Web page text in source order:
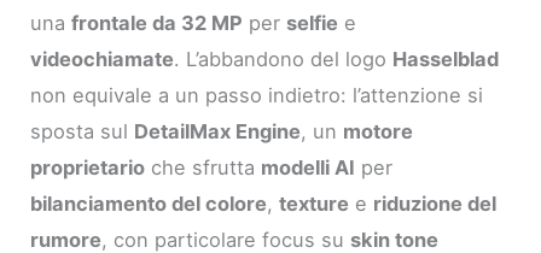
unafrontale da 32 MP per selfie e
videochiamate. L’abbandono del logo Hasselblad
non equivale a un passo indietro: l’attenzione si
sposta sul DetailMax Engine, un motore
proprietario che sfrutta modelli AI per
bilanciamento del colore,texture e riduzione del
rumore, con particolare focus su skin tone